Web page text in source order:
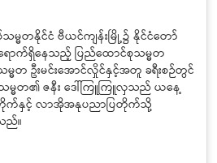
တနိုင်ငံ ဗီယင်ကျန်းမြို့၌ နိုင်ငံတော်
ရောက်ရှိနေသည့် ပြည်ထောင်စုသမ္မတ
မ္မတ ဦးမင်းအောင်လှိုင်နှင့်အတူ ခရီးစဉ်တွင်
မ္မတ၏ ဇနီး ဒေါ်ကြူကြူလှသည် ယနေ့
တိုက်နှင့် လာအိုအနုပညာပြတိုက်သို့
ည်။